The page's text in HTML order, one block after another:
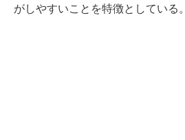
がしやすいことを特徴としている。